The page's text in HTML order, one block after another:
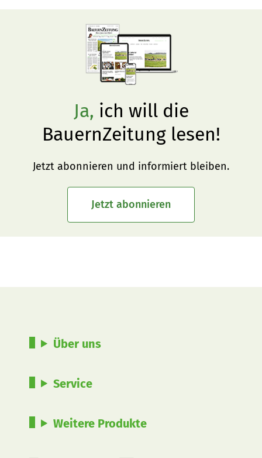
Ja, ich will die
BauernZeitung lesen!
Jetzt abonnieren und informiert bleiben.
Jetzt abonnieren
Über uns
Service
Weitere Produkte